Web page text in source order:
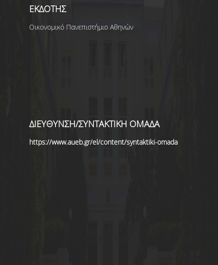
ΕΚΔΟΤΗΣ
Οικονομικό Πανεπιστήμιο Αθηνών
ΔΙΕΥΘΥΝΣΗ/ΣΥΝΤΑΚΤΙΚΗ ΟΜΑΔΑ
https://www.aueb.gr/el/content/syntaktiki-omada